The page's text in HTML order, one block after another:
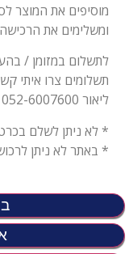
מוסיפים את המוצר
ומשלימים את
תשלומים צרו איתי
ליאור 052-6007600
* לא ניתן לשלם
* באתר לא ניתן